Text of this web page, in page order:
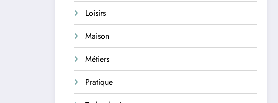
Loisirs
Maison
Métiers
Pratique